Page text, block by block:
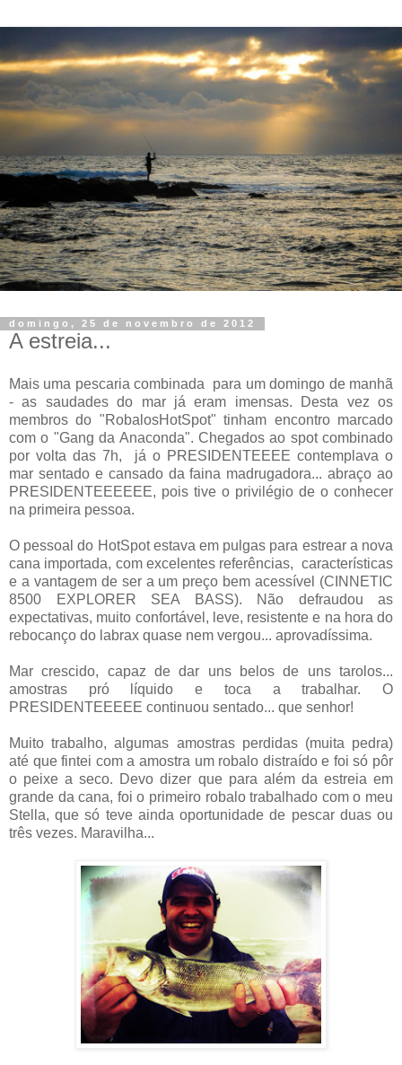
domingo, 25 de novembro de 2012
A estreia...
Mais uma pescaria combinada para um domingo de manhã
- as saudades do mar já eram imensas. Desta vez os
membros do "RobalosHotSpot" tinham encontro marcado
com o "Gang da Anaconda". Chegados ao spot combinado
por volta das 7h, já o PRESIDENTEEEE contemplava o
mar sentado e cansado da faina madrugadora... abraço ao
PRESIDENTEEEEEE, pois tive o privilégio de o conhecer
na primeira pessoa.
O pessoal do HotSpot estava em pulgas para estrear a nova
cana importada, com excelentes referências, características
e a vantagem de ser a um preço bem acessível (CINNETIC
8500 EXPLORER SEA BASS). Não defraudou as
expectativas, muito confortável, leve, resistente e na hora do
rebocanço do labrax quase nem vergou... aprovadíssima.
Mar crescido, capaz de dar uns belos de uns tarolos...
amostras pró líquido e toca a trabalhar. O
PRESIDENTEEEEE continuou sentado... que senhor!
Muito trabalho, algumas amostras perdidas (muita pedra)
até que fintei com a amostra um robalo distraído e foi só pôr
o peixe a seco. Devo dizer que para além da estreia em
grande da cana, foi o primeiro robalo trabalhado com o meu
Stella, que só teve ainda oportunidade de pescar duas ou
três vezes. Maravilha...